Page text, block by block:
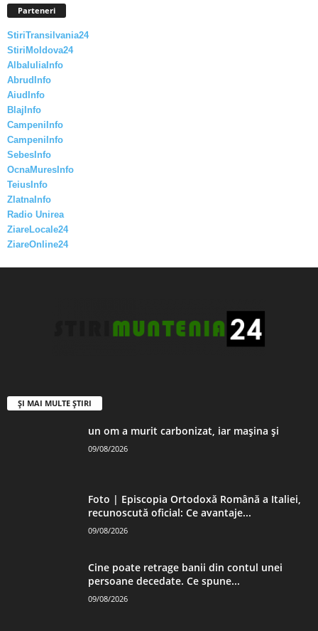
Parteneri
StiriTransilvania24
StiriMoldova24
AlbaIuliaInfo
AbrudInfo
AiudInfo
BlajInfo
CampeniInfo
CampeniInfo
SebesInfo
OcnaMuresInfo
TeiusInfo
ZlatnaInfo
Radio Unirea
ZiareLocale24
ZiareOnline24
ȘI MAI MULTE ȘTIRI
un om a murit carbonizat, iar mașina și
09/08/2026
Foto | Episcopia Ortodoxă Română a Italiei,
recunoscută oficial: Ce avantaje...
09/08/2026
Cine poate retrage banii din contul unei
persoane decedate. Ce spune...
09/08/2026